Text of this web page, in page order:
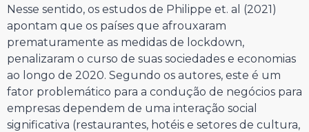
Nesse sentido, os estudos de Philippe et. al (2021)
apontam que os países que afrouxaram
prematuramente as medidas de lockdown,
penalizaram o curso de suas sociedades e economias
ao longo de 2020. Segundo os autores, este é um
fator problemático para a condução de negócios para
empresas dependem de uma interação social
significativa (restaurantes, hotéis e setores de cultura,